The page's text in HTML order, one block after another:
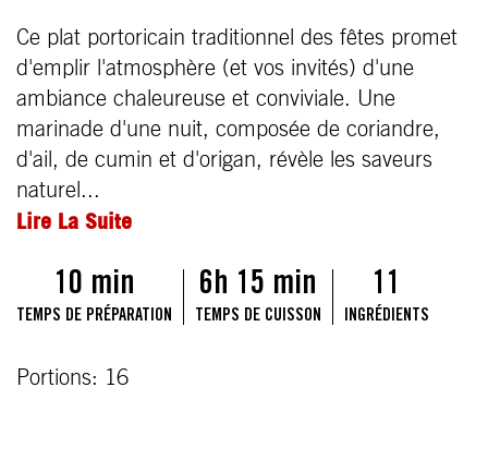
Ce plat portoricain traditionnel des fêtes promet
d'emplir l'atmosphère (et vos invités) d'une
ambiance chaleureuse et conviviale. Une
marinade d'une nuit, composée de coriandre,
d'ail, de cumin et d'origan, révèle les saveurs
naturel...
Lire La Suite
10 min
TEMPS DE PRÉPARATION
6h 15 min
TEMPS DE CUISSON
11
INGRÉDIENTS
Portions: 16